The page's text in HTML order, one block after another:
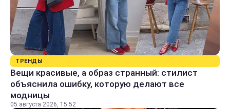
ТРЕНДЫ
Вещи красивые, а образ странный: стилист
объяснила ошибку, которую делают все
модницы
05 августа 2026, 15:52